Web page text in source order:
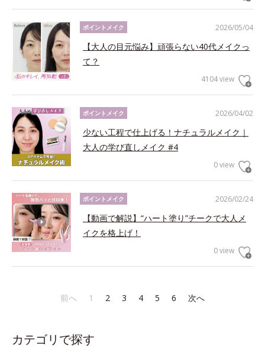
2026/05/04
ポイントメイク
【大人の目元悩み】頑張らない40代メイクっ
て？
4104 view
2026/04/02
ポイントメイク
少ない工程で仕上げる！ナチュラルメイク｜
大人の学び直しメイク #4
0 view
2026/02/24
ポイントメイク
【動画で解説】“ハート塗り”チークで大人メ
イクを格上げ！
0 view
前へ 1 2 3 4 5 6 次へ
カテゴリで探す